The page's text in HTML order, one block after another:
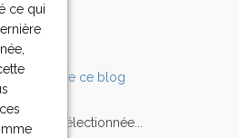
ce qui
style m'a sélectionnée...